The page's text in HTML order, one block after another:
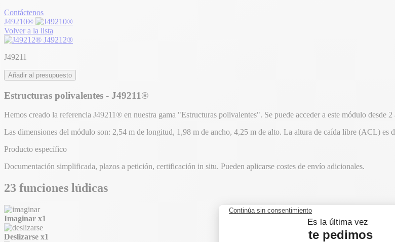
Contáctenos
J49210®
Volver a la lista
J49212®
J49211
Añadir al presupuesto
Estructuras polivalentes - J49211®
Hemos creado la referencia J49211® en nuestra gama "Estructuras polivalentes". Se puede acceder a este módulo desde
Las dimensiones del módulo son: 2,54 m de longitud, 1,98 m de ancho, 4,25 m de alto. La altura de caída libre (ACL) es
Producto específico
Documentación simplificada, plazos a petición, certificación in situ. Pueden aplicarse costes de envío adicionales.
23 funciones lúdicas
Imaginar x1
Deslizarse x1